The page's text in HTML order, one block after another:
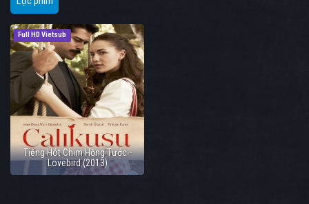
Full HD Vietsub
Tiếng Hót Chim Hồng Tước -
Lovebird (2013)